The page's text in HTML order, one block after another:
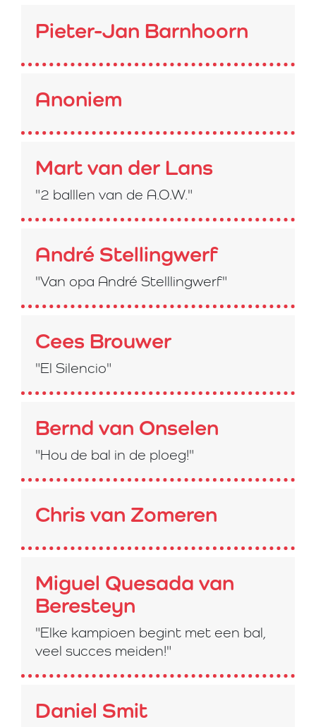
Pieter-Jan Barnhoorn
Anoniem
Mart van der Lans
"2 balllen van de A.O.W."
André Stellingwerf
"Van opa André Stelllingwerf"
Cees Brouwer
"El Silencio"
Bernd van Onselen
"Hou de bal in de ploeg!"
Chris van Zomeren
Miguel Quesada van
Beresteyn
"Elke kampioen begint met een bal,
veel succes meiden!"
Daniel Smit